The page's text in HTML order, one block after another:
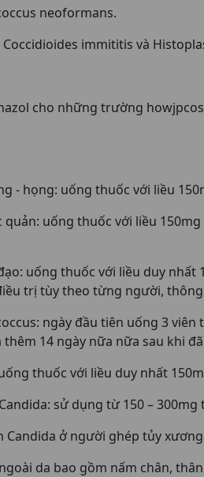
neoformans.
immititis và
cho những trường
- họng: uống thuốc với liều
quản: uống thuốc với liều
uống thuốc với liều duy
trị tùy theo từng người,
ngày đầu tiên uống 3
14 ngày nữa nữa sau khi
thuốc với liều duy nhất
sử dụng từ 150 –
ở người ghép tủy
da bao gồm nấm chân,